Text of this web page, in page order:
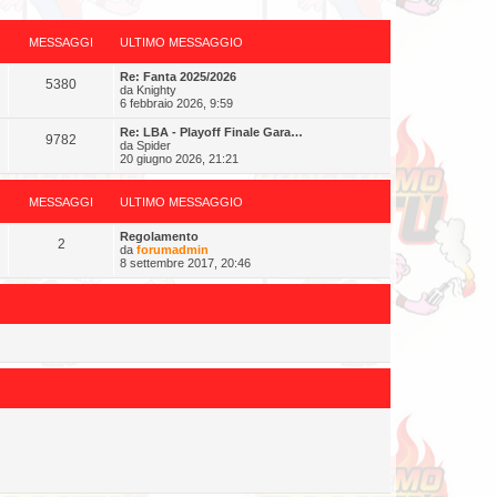
MESSAGGI ULTIMO MESSAGGIO
5380
Re: Fanta 2025/2026
da Knighty
6 febbraio 2026, 9:59
9782
Re: LBA - Playoff Finale Gara…
da Spider
20 giugno 2026, 21:21
MESSAGGI ULTIMO MESSAGGIO
2
Regolamento
da forumadmin
8 settembre 2017, 20:46